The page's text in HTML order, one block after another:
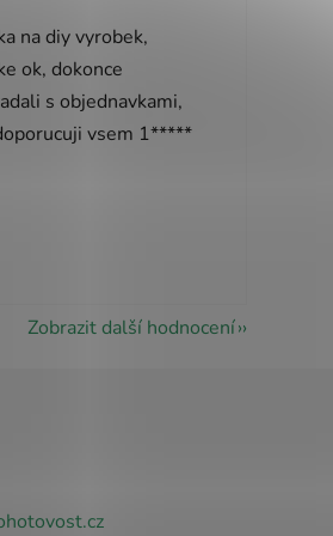
na diy vyrobek,
ok, dokonce
s objednavkami,
vsem 1*****
Zobrazit další hodnocení